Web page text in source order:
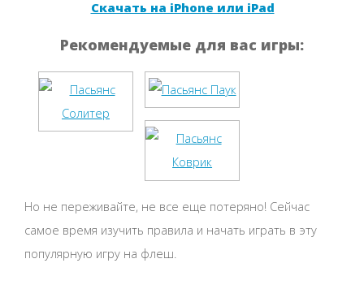
Скачать на iPhone или iPad
Рекомендуемые для вас игры:
Но не переживайте, не все еще потеряно! Сейчас
самое время изучить правила и начать играть в эту
популярную игру на флеш.